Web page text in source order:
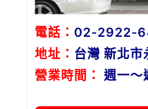
電話： 02-2922-
地址： 台灣 新北
營業時間：
週一